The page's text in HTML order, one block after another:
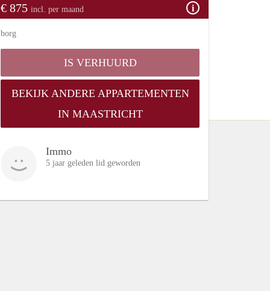
€ 875 incl. per maand
borg
IS VERHUURD
BEKIJK ANDERE APPARTEMENTEN
IN MAASTRICHT
Immo
5 jaar geleden lid geworden